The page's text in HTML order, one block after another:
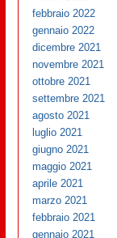
febbraio 2022
gennaio 2022
dicembre 2021
novembre 2021
ottobre 2021
settembre 2021
agosto 2021
luglio 2021
giugno 2021
maggio 2021
aprile 2021
marzo 2021
febbraio 2021
gennaio 2021